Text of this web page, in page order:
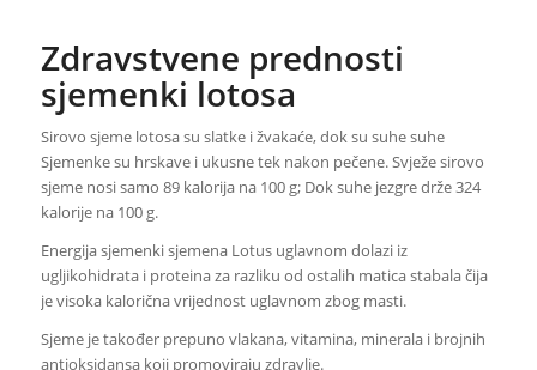
Zdravstvene prednosti
sjemenki lotosa
Sirovo sjeme lotosa su slatke i žvakaće, dok su suhe suhe
Sjemenke su hrskave i ukusne tek nakon pečene. Svježe sirovo
sjeme nosi samo 89 kalorija na 100 g; Dok suhe jezgre drže 324
kalorije na 100 g.
Energija sjemenki sjemena Lotus uglavnom dolazi iz
ugljikohidrata i proteina za razliku od ostalih matica stabala čija
je visoka kalorična vrijednost uglavnom zbog masti.
Sjeme je također prepuno vlakana, vitamina, minerala i brojnih
antioksidansa koji promoviraju zdravlje.